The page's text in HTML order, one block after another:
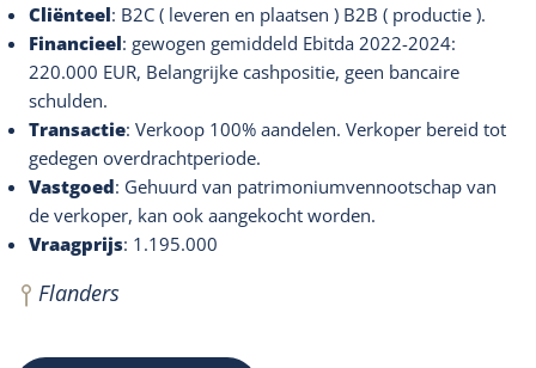
Cliënteel: B2C ( leveren en plaatsen ) B2B ( productie ).
Financieel: gewogen gemiddeld Ebitda 2022-2024:
220.000 EUR, Belangrijke cashpositie, geen bancaire
schulden.
Transactie: Verkoop 100% aandelen. Verkoper bereid tot
gedegen overdrachtperiode.
Vastgoed: Gehuurd van patrimoniumvennootschap van
de verkoper, kan ook aangekocht worden.
Vraagprijs: 1.195.000
Flanders